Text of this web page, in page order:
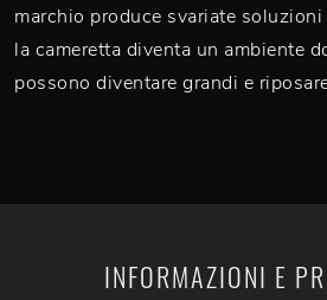
marchio produce svariate
la cameretta diventa un ambiente
possono diventare grandi e
INFORMAZIONI E